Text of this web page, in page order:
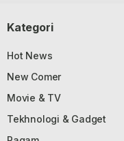
Kategori
Hot News
New Comer
Movie & TV
Tekhnologi & Gadget